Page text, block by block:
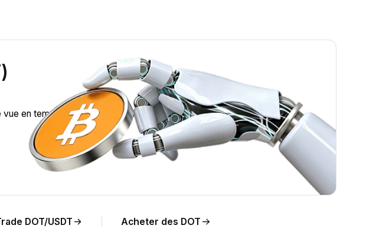
en temps réel de l'évolution
DOT/USDT Acheter des DOT